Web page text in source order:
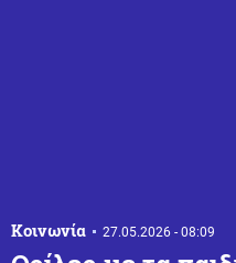
Κοινωνία 27.05.2026 - 08:09